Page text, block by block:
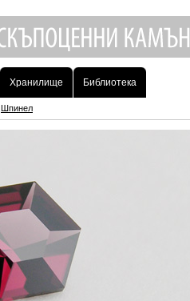
Хранилище Библиотека
Шпинел